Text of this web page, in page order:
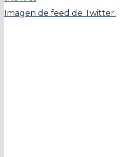
Imagen de feed de Twitter.